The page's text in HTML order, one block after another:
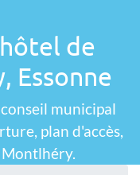
de
Essonne
municipal
plan d'accès,